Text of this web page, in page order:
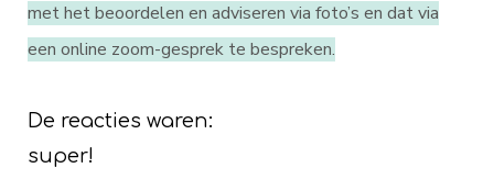
met het beoordelen en adviseren via foto’s en dat via
een online zoom-gesprek te bespreken.
De reacties waren:
super!